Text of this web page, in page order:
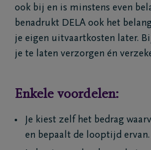
ook bij en is minstens even
benadrukt DELA ook het
je eigen uitvaartkosten later.
je te laten verzorgen én
Enkele voordelen:
Je kiest zelf het bedrag
en bepaalt de looptijd ervan.